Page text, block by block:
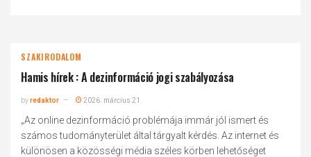
SZAKIRODALOM
Hamis hírek : A dezinformáció jogi szabályozása
byredaktor 2026. március 21.
„Az online dezinformáció problémája immár jól ismert és
számos tudományterület által tárgyalt kérdés. Az internet és
különösen a közösségi média széles körben lehetőséget